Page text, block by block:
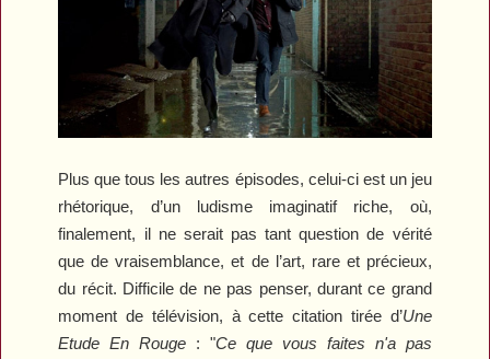
Plus que tous les autres épisodes, celui-ci est un jeu
rhétorique, d’un ludisme imaginatif riche, où,
finalement, il ne serait pas tant question de vérité
que de vraisemblance, et de l’art, rare et précieux,
du récit. Difficile de ne pas penser, durant ce grand
moment de télévision, à cette citation tirée d’Une
Etude En Rouge : "Ce que vous faites n'a pas